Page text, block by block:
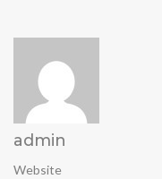
admin
Website